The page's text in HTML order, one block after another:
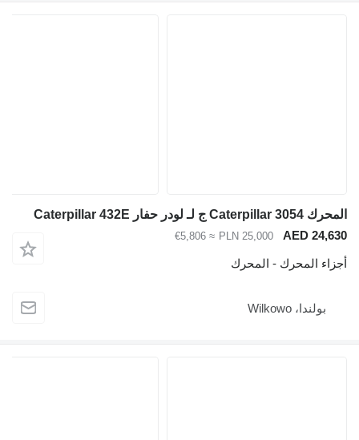
المحرك Caterpillar 3054 ج لـ لودر حفار Caterpillar 432E
AED 24,630
PLN 25,000
≈ €5,806
أجزاء المحرك - المحرك
بولندا، Wilkowo